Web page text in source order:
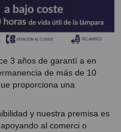
3 años de garantí a en
de más de 10
proporciona una
y nuestra premisa es
al comerci o